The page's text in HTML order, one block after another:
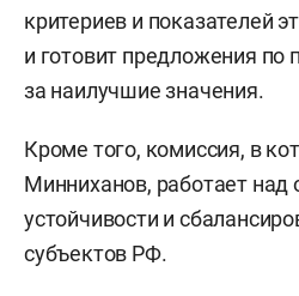
критериев и показателей
и готовит предложения
за наилучшие значения.
Кроме того, комиссия, в
Минниханов, работает над
устойчивости и
субъектов РФ.